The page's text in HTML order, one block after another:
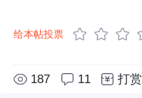
给本帖投票
187 11 打赏